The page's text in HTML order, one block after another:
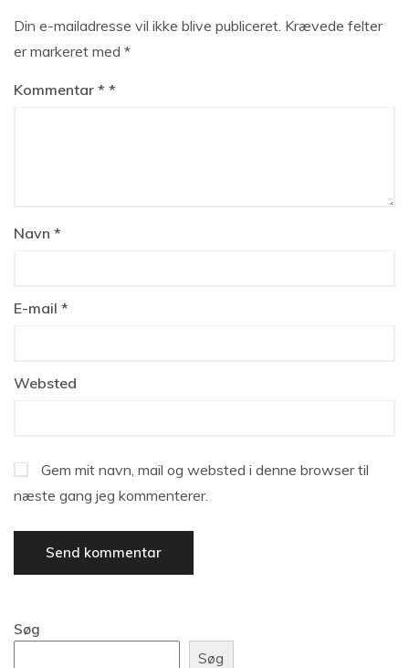
Din e-mailadresse vil ikke blive publiceret. Krævede felter
er markeret med *
Kommentar *
Navn *
E-mail *
Websted
Gem mit navn, mail og websted i denne browser til
næste gang jeg kommenterer.
Søg
Søg